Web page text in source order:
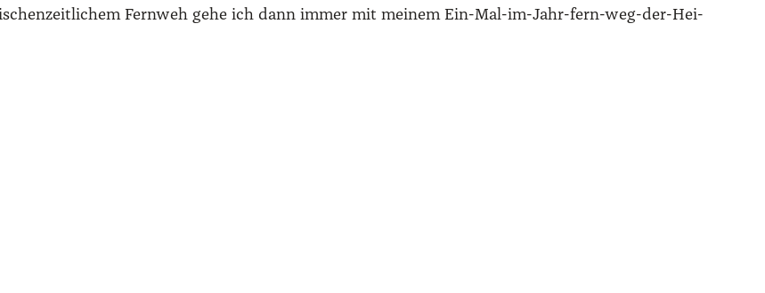
Fern­weh gehe ich dann immer mit mei­nem Ein-Mal-im-Jahr-fern-weg-der-Hei­